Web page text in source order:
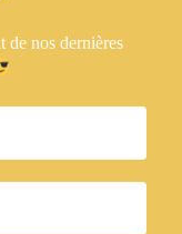
de nos dernières